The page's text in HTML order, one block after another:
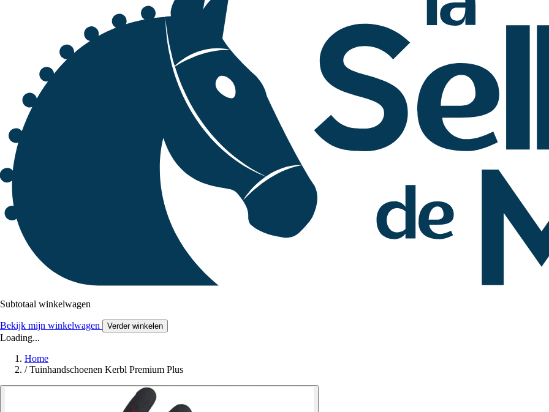
Subtotaal winkelwagen
Bekijk mijn winkelwagen Verder winkelen
Loading...
Home
/ Tuinhandschoenen Kerbl Premium Plus